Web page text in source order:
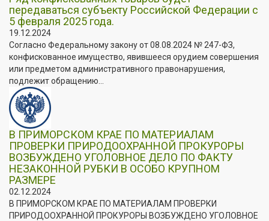
передаваться субъекту Российской Федерации с
5 февраля 2025 года.
19.12.2024
Согласно Федеральному закону от 08.08.2024 № 247-ФЗ,
конфискованное имущество, явившееся орудием совершения
или предметом административного правонарушения,
подлежит обращению...
В ПРИМОРСКОМ КРАЕ ПО МАТЕРИАЛАМ
ПРОВЕРКИ ПРИРОДООХРАННОЙ ПРОКУРОРЫ
ВОЗБУЖДЕНО УГОЛОВНОЕ ДЕЛО ПО ФАКТУ
НЕЗАКОННОЙ РУБКИ В ОСОБО КРУПНОМ
РАЗМЕРЕ
02.12.2024
В ПРИМОРСКОМ КРАЕ ПО МАТЕРИАЛАМ ПРОВЕРКИ
ПРИРОДООХРАННОЙ ПРОКУРОРЫ ВОЗБУЖДЕНО УГОЛОВНОЕ